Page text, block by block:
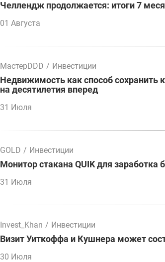
Челлендж продолжается: итоги 7
01 Августа
МастерDDD / Инвестиции
Недвижимость как способ сохранить
на десятилетия вперед
31 Июля
GOLD / Инвестиции
Монитор стакана QUIK для заработка
31 Июля
Invest_Khan / Инвестиции
Визит Уиткоффа и Кушнера может
30 Июля